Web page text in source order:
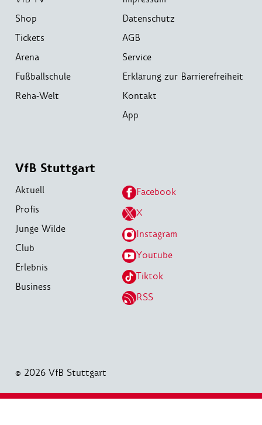
Shop
Tickets
Arena
Fußballschule
Reha-Welt
Datenschutz
AGB
Service
Erklärung zur Barrierefreiheit
Kontakt
App
VfB Stuttgart
Aktuell
Profis
Junge Wilde
Club
Erlebnis
Business
Facebook
X
Instagram
Youtube
Tiktok
RSS
© 2026 VfB Stuttgart